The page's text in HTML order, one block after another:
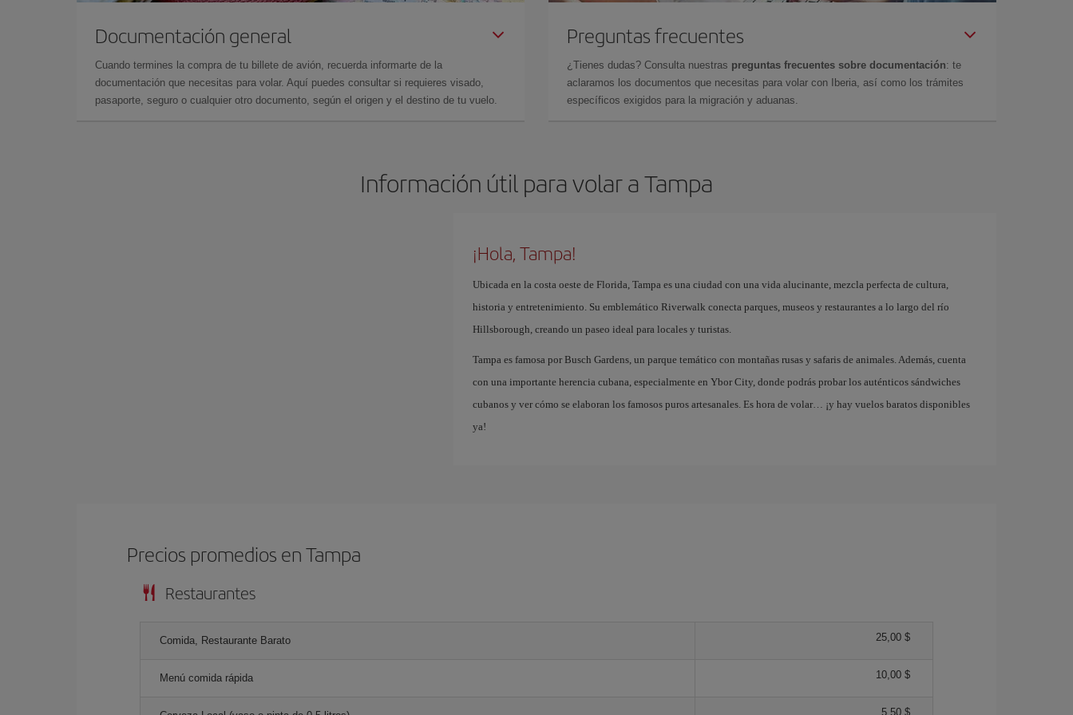
Documentación general
Cuando termines la compra de tu billete de avión, recuerda informarte de la
documentación que necesitas para volar. Aquí puedes consultar si requieres visado,
pasaporte, seguro o cualquier otro documento, según el origen y el destino de tu vuelo.
Preguntas frecuentes
¿Tienes dudas? Consulta nuestras preguntas frecuentes sobre documentación: te
aclaramos los documentos que necesitas para volar con Iberia, así como los trámites
específicos exigidos para la migración y aduanas.
Información útil para volar a Tampa
¡Hola, Tampa!
Ubicada en la costa oeste de Florida, Tampa es una ciudad con una vida alucinante, mezcla perfecta de cultura,
historia y entretenimiento. Su emblemático Riverwalk conecta parques, museos y restaurantes a lo largo del río
Hillsborough, creando un paseo ideal para locales y turistas.
Tampa es famosa por Busch Gardens, un parque temático con montañas rusas y safaris de animales. Además, cuenta
con una importante herencia cubana, especialmente en Ybor City, donde podrás probar los auténticos sándwiches
cubanos y ver cómo se elaboran los famosos puros artesanales. Es hora de volar… ¡y hay vuelos baratos disponibles
ya!
Precios promedios en Tampa
Restaurantes
Comida, Restaurante Barato 25,00 $
Menú comida rápida 10,00 $
5,50 $